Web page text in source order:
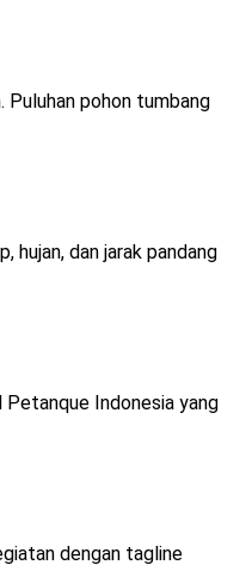
Puluhan pohon tumbang
hujan, dan jarak pandang
Petanque Indonesia yang
dengan tagline